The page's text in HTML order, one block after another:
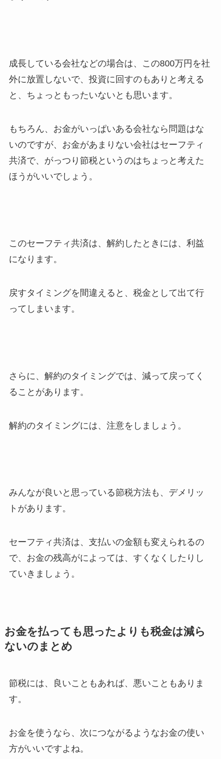
成長している会社などの場合は、この800万円を社
外に放置しないで、投資に回すのもありと考える
と、ちょっともったいないとも思います。
もちろん、お金がいっぱいある会社なら問題はな
いのですが、お金があまりない会社はセーフティ
共済で、がっつり節税というのはちょっと考えた
ほうがいいでしょう。
このセーフティ共済は、解約したときには、利益
になります。
戻すタイミングを間違えると、税金として出て行
ってしまいます。
さらに、解約のタイミングでは、減って戻ってく
ることがあります。
解約のタイミングには、注意をしましょう。
みんなが良いと思っている節税方法も、デメリッ
トがあります。
セーフティ共済は、支払いの金額も変えられるの
で、お金の残高がによっては、すくなくしたりし
ていきましょう。
お金を払っても思ったよりも税金は減ら
ないのまとめ
節税には、良いこともあれば、悪いこともありま
す。
お金を使うなら、次につながるようなお金の使い
方がいいですよね。